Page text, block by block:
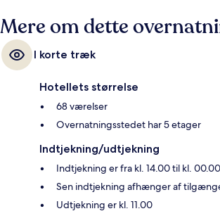
Mere om dette
I korte træk
Hotellets størrelse
68 værelser
Overnatningsstedet har 5 etager
Indtjekning/udtjekning
Indtjekning er fra kl. 14.00 til kl. 00.00
Sen indtjekning afhænger af
Udtjekning er kl. 11.00